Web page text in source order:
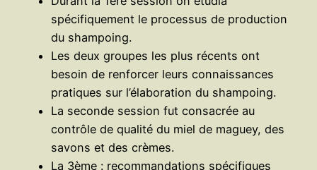
spécifiquement le processus de production
du shampoing.
Les deux groupes les plus récents ont
besoin de renforcer leurs connaissances
pratiques sur l’élaboration du shampoing.
La seconde session fut consacrée au
contrôle de qualité du miel de maguey, des
savons et des crèmes.
La 3ème : recommandations spécifiques